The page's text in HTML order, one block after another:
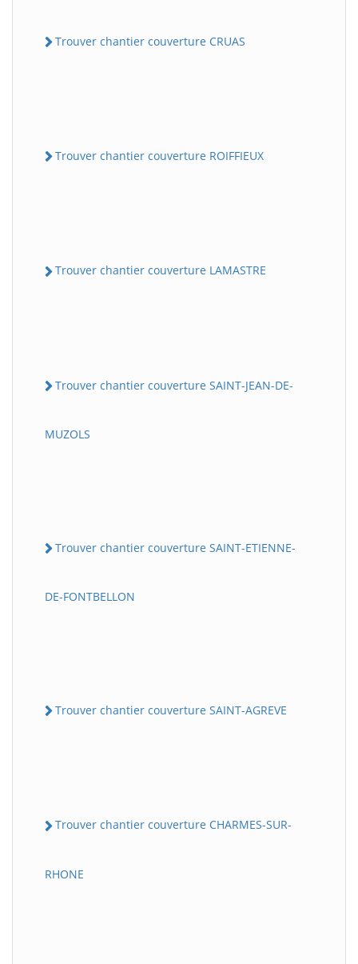
Trouver chantier couverture CRUAS
Trouver chantier couverture ROIFFIEUX
Trouver chantier couverture LAMASTRE
Trouver chantier couverture SAINT-JEAN-DE-
MUZOLS
Trouver chantier couverture SAINT-ETIENNE-
DE-FONTBELLON
Trouver chantier couverture SAINT-AGREVE
Trouver chantier couverture CHARMES-SUR-
RHONE